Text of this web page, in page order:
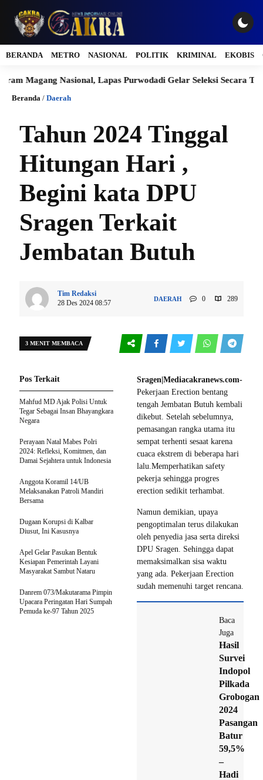
BERANDA METRO NASIONAL POLITIK KRIMINAL EKOBIS
Nasional, Lapas Purwodadi Gelar Seleksi Secara Transparan
Beranda / Daerah
Tahun 2024 Tinggal
Hitungan Hari ,
Begini kata DPU
Sragen Terkait
Jembatan Butuh
Tim Redaksi
28 Des 2024 08:57
DAERAH 0 289
3 MENIT MEMBACA
Sragen|Mediacakranews.com-
Pekerjaan Erection bentang
tengah Jembatan Butuh kembali
dikebut. Setelah sebelumnya,
pemasangan rangka utama itu
sempat terhenti sesaat karena
cuaca ekstrem di beberapa hari
lalu.Memperhatikan safety
pekerja sehingga progres
erection sedikit terhambat.
Namun demikian, upaya
pengoptimalan terus dilakukan
oleh penyedia jasa serta direksi
DPU Sragen. Sehingga dapat
memaksimalkan sisa waktu
yang ada. Pekerjaan Erection
sudah memenuhi target rencana.
Baca
Juga
Hasil
Survei
Indopol
Pilkada
Grobogan
2024
Pasangan
Batur
59,5%
–
Hadi
Pos Terkait
Mahfud MD Ajak Polisi Untuk
Tegar Sebagai Insan Bhayangkara
Negara
Perayaan Natal Mabes Polri
2024: Refleksi, Komitmen, dan
Damai Sejahtera untuk Indonesia
Anggota Koramil 14/UB
Melaksanakan Patroli Mandiri
Bersama
Dugaan Korupsi di Kalbar
Diusut, Ini Kasusnya
Apel Gelar Pasukan Bentuk
Kesiapan Pemerintah Layani
Masyarakat Sambut Nataru
Danrem 073/Makutarama Pimpin
Upacara Peringatan Hari Sumpah
Pemuda ke-97 Tahun 2025